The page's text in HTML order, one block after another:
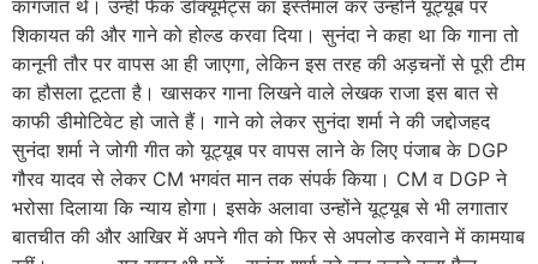
कागजात थे। उन्हीं फेक डॉक्यूमेंट्स का इस्तेमाल कर उन्होंने यूट्यूब पर
शिकायत की और गाने को होल्ड करवा दिया। सुनंदा ने कहा था कि गाना तो
कानूनी तौर पर वापस आ ही जाएगा, लेकिन इस तरह की अड़चनों से पूरी टीम
का हौसला टूटता है। खासकर गाना लिखने वाले लेखक राजा इस बात से
काफी डीमोटिवेट हो जाते हैं। गाने को लेकर सुनंदा शर्मा ने की जद्दोजहद
सुनंदा शर्मा ने जोगी गीत को यूट्यूब पर वापस लाने के लिए पंजाब के DGP
गौरव यादव से लेकर CM भगवंत मान तक संपर्क किया। CM व DGP ने
भरोसा दिलाया कि न्याय होगा। इसके अलावा उन्होंने यूट्यूब से भी लगातार
बातचीत की और आखिर में अपने गीत को फिर से अपलोड करवाने में कामयाब